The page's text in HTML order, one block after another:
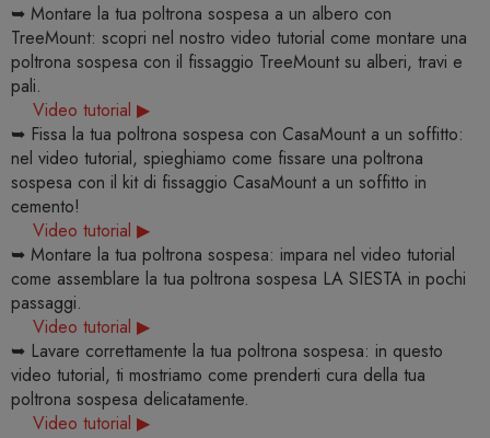
➥ Montare la tua poltrona sospesa a un albero con
TreeMount: scopri nel nostro video tutorial come montare una
poltrona sospesa con il fissaggio TreeMount su alberi, travi e
pali.
Video tutorial ▶
➥ Fissa la tua poltrona sospesa con CasaMount a un soffitto:
nel video tutorial, spieghiamo come fissare una poltrona
sospesa con il kit di fissaggio CasaMount a un soffitto in
cemento!
Video tutorial ▶
➥ Montare la tua poltrona sospesa: impara nel video tutorial
come assemblare la tua poltrona sospesa LA SIESTA in pochi
passaggi.
Video tutorial ▶
➥ Lavare correttamente la tua poltrona sospesa: in questo
video tutorial, ti mostriamo come prenderti cura della tua
poltrona sospesa delicatamente.
Video tutorial ▶